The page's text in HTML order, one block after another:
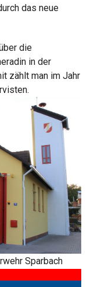
das neue
die
in der
zählt man im Jahr
Sparbach